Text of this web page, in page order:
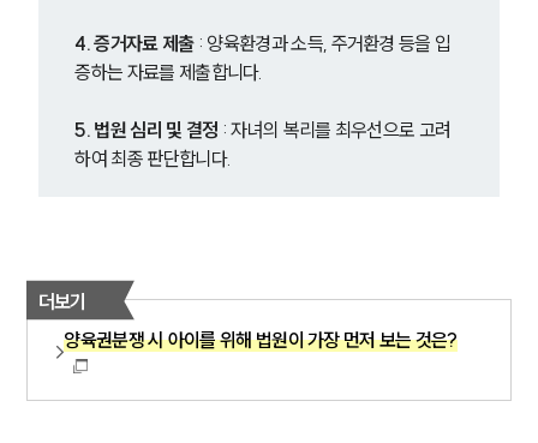
4. 증거자료 제출 : 양육환경과 소득, 주거환경 등을 입
증하는 자료를 제출합니다.
5. 법원 심리 및 결정 : 자녀의 복리를 최우선으로 고려
하여 최종 판단합니다.
더보기
양육권분쟁 시 아이를 위해 법원이 가장 먼저 보는 것은?